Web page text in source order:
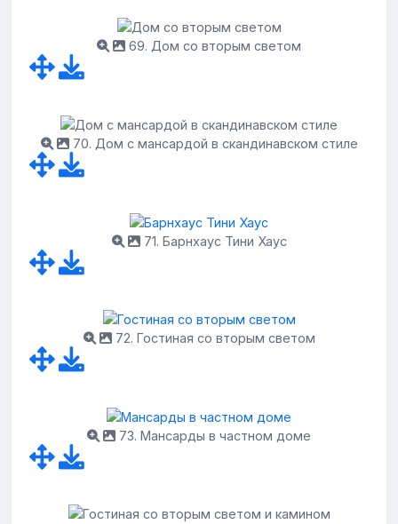
69. Дом со вторым светом
70. Дом с мансардой в скандинавском стиле
71. Барнхаус Тини Хаус
72. Гостиная со вторым светом
73. Мансарды в частном доме